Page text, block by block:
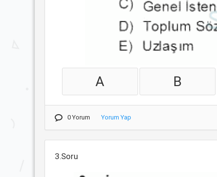
A B
0 Yorum Yorum Yap
3.Soru